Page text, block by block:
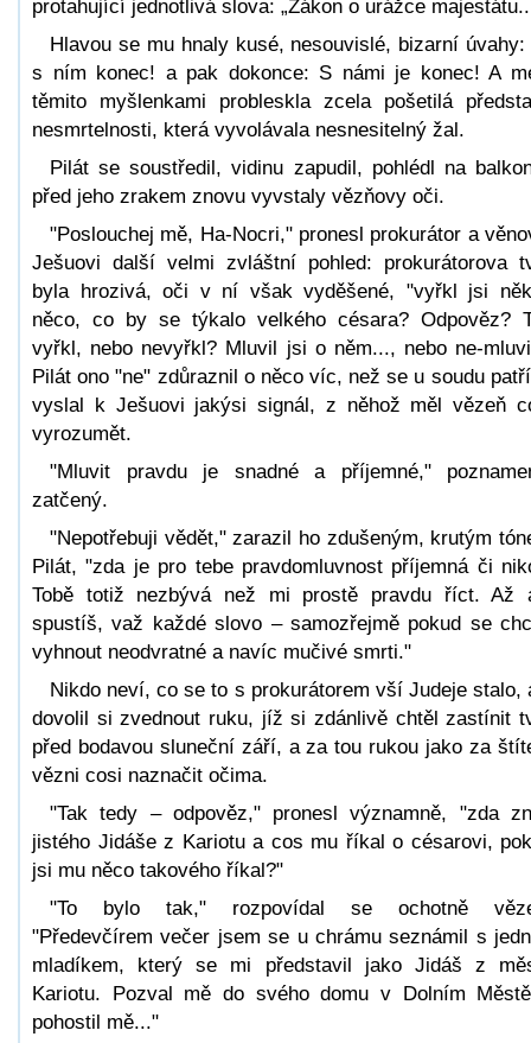
protahující jednotlivá slova: „Zákon o urážce
Hlavou se mu hnaly kusé, nesouvislé, bizarní úvahy:
s ním konec! a pak dokonce: S námi je konec! A
těmito myšlenkami probleskla zcela pošetilá
nesmrtelnosti, která vyvolávala nesnesitelný žal.
Pilát se soustředil, vidinu zapudil, pohlédl na
před jeho zrakem znovu vyvstaly vězňovy oči.
"Poslouchej mě, Ha-Nocri," pronesl prokurátor a
Ješuovi další velmi zvláštní pohled: prokurátorova
byla hrozivá, oči v ní však vyděšené, "vyřkl jsi
něco, co by se týkalo velkého césara? Odpověz?
vyřkl, nebo nevyřkl? Mluvil jsi o něm..., nebo ne-
Pilát ono "ne" zdůraznil o něco víc, než se u soudu
vyslal k Ješuovi jakýsi signál, z něhož měl vězeň
vyrozumět.
"Mluvit pravdu je snadné a příjemné,"
zatčený.
"Nepotřebuji vědět," zarazil ho zdušeným, krutým
Pilát, "zda je pro tebe pravdomluvnost příjemná či
Tobě totiž nezbývá než mi prostě pravdu říct. Až
spustíš, važ každé slovo – samozřejmě pokud se
vyhnout neodvratné a navíc mučivé smrti."
Nikdo neví, co se to s prokurátorem vší Judeje stalo,
dovolil si zvednout ruku, jíž si zdánlivě chtěl zastínit
před bodavou sluneční září, a za tou rukou jako za
vězni cosi naznačit očima.
"Tak tedy – odpověz," pronesl významně, "zda
jistého Jidáše z Kariotu a cos mu říkal o césarovi,
jsi mu něco takového říkal?"
"To bylo tak," rozpovídal se ochotně
"Předevčírem večer jsem se u chrámu seznámil s
mladíkem, který se mi představil jako Jidáš z
Kariotu. Pozval mě do svého domu v Dolním
pohostil mě..."